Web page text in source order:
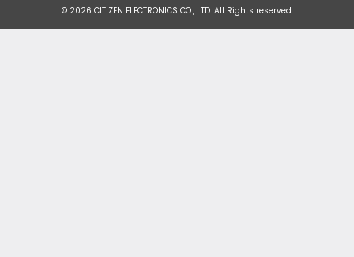
© 2026 CITIZEN ELECTRONICS CO., LTD. All Rights reserved.